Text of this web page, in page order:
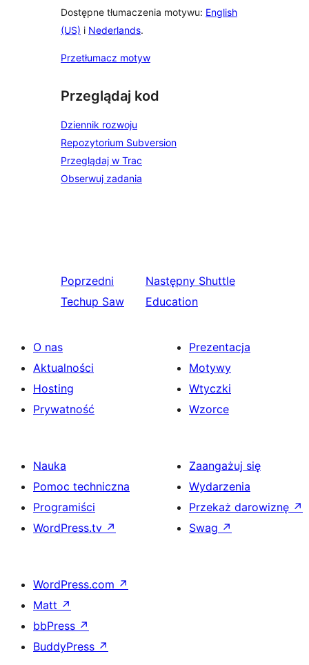
Dostępne tłumaczenia motywu: English
(US) i Nederlands.
Przetłumacz motyw
Przeglądaj kod
Dziennik rozwoju
Repozytorium Subversion
Przeglądaj w Trac
Obserwuj zadania
Poprzedni
Techup Saw
Następny Shuttle
Education
O nas
Aktualności
Hosting
Prywatność
Prezentacja
Motywy
Wtyczki
Wzorce
Nauka
Pomoc techniczna
Programiści
WordPress.tv ↗
Zaangażuj się
Wydarzenia
Przekaż darowiznę ↗
Swag ↗
WordPress.com ↗
Matt ↗
bbPress ↗
BuddyPress ↗